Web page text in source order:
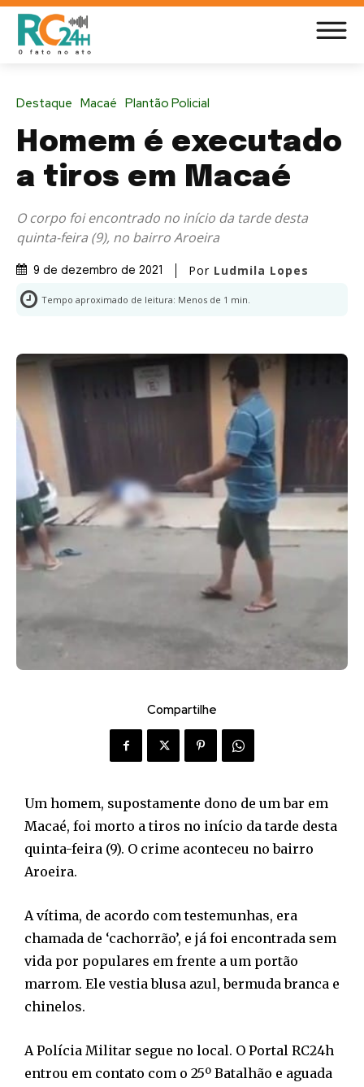
Destaque Macaé Plantão Policial
Homem é executado
a tiros em Macaé
O corpo foi encontrado no início da tarde desta
quinta-feira (9), no bairro Aroeira
9 de dezembro de 2021 Por Ludmila Lopes
Tempo aproximado de leitura: Menos de 1 min.
Compartilhe
Um homem, supostamente dono de um bar em
Macaé, foi morto a tiros no início da tarde desta
quinta-feira (9). O crime aconteceu no bairro
Aroeira.
A vítima, de acordo com testemunhas, era
chamada de ‘cachorrão’, e já foi encontrada sem
vida por populares em frente a um portão
marrom. Ele vestia blusa azul, bermuda branca e
chinelos.
A Polícia Militar segue no local. O Portal RC24h
entrou em contato com o 25º Batalhão e aguada